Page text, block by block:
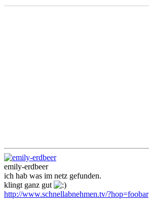
emily-erdbeer
ich hab was im netz gefunden.
klingt ganz gut
http://www.schnellabnehmen.tv/?hop=foobar